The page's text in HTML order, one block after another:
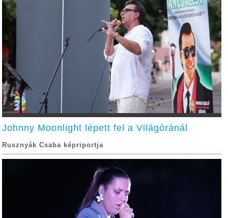
Johnny Moonlight lépett fel a Világóránál
Rusznyák Csaba képriportja